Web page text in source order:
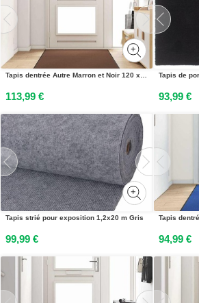
Tapis dentrée Autre Marron et Noir 120 x 300 cm
113,99 € 93,99 €
Tapis strié pour exposition 1,2x20 m Gris
99,99 € 94,99 €